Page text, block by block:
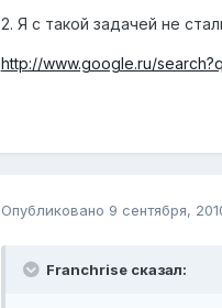
2. Я с такой задачей не
http://www.google.ru/
Опубликовано 9 сентября,
Franchrise сказал: